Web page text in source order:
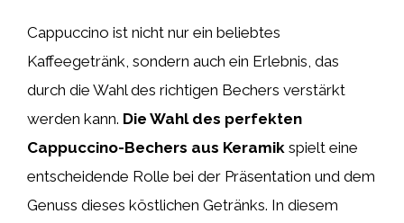
Cappuccino ist nicht nur ein beliebtes
Kaffeegetränk, sondern auch ein Erlebnis, das
durch die Wahl des richtigen Bechers verstärkt
werden kann. Die Wahl des perfekten
Cappuccino-Bechers aus Keramik spielt eine
entscheidende Rolle bei der Präsentation und dem
Genuss dieses köstlichen Getränks. In diesem